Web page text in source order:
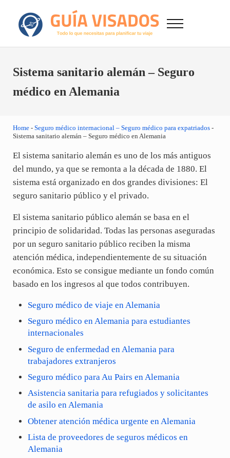
GuiaVisado.com - Guía de visados de viaje en
Otro sitio realizado con WordPress
Menu
Sistema sanitario alemán – Seguro
médico en Alemania
Home- Seguro médico internacional – Seguro médico para expatriados-
Sistema sanitario alemán – Seguro médico en Alemania
El sistema sanitario alemán es uno de los más antiguos
del mundo, ya que se remonta a la década de 1880. El
sistema está organizado en dos grandes divisiones: El
seguro sanitario público y el privado.
El sistema sanitario público alemán se basa en el
principio de solidaridad. Todas las personas aseguradas
por un seguro sanitario público reciben la misma
atención médica, independientemente de su situación
económica. Esto se consigue mediante un fondo común
basado en los ingresos al que todos contribuyen.
Seguro médico de viaje en Alemania
Seguro médico en Alemania para estudiantes
internacionales
Seguro de enfermedad en Alemania para
trabajadores extranjeros
Seguro médico para Au Pairs en Alemania
Asistencia sanitaria para refugiados y solicitantes
de asilo en Alemania
Obtener atención médica urgente en Alemania
Lista de proveedores de seguros médicos en
Alemania